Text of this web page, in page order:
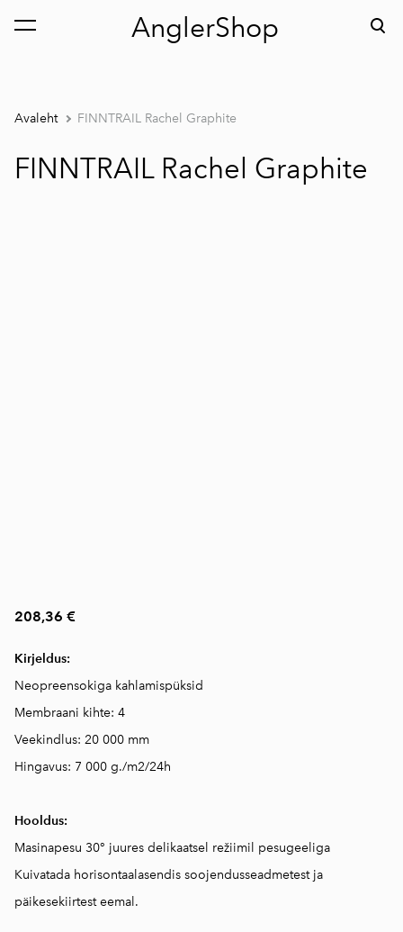
AnglerShop
lisati ostukorvi. Vaata ostukorvi
Avaleht FINNTRAIL Rachel Graphite
FINNTRAIL Rachel Graphite
208,36 €
Kirjeldus:
Neopreensokiga kahlamispüksid
Membraani kihte: 4
Veekindlus: 20 000 mm
Hingavus: 7 000 g./m2/24h
Hooldus:
Masinapesu 30° juures delikaatsel režiimil pesugeeliga
Kuivatada horisontaalasendis soojendusseadmetest ja
päikesekiirtest eemal.